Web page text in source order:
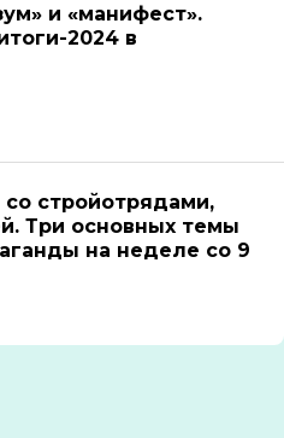
и «манифест».
2024 в
стройотрядами,
Три основных темы
на неделе со 9